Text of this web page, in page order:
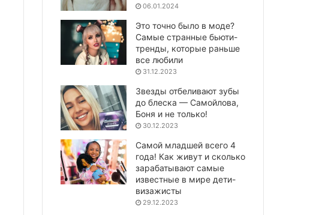
06.01.2024
Это точно было в моде?
Самые странные бьюти-
тренды, которые раньше
все любили
31.12.2023
Звезды отбеливают зубы
до блеска — Самойлова,
Боня и не только!
30.12.2023
Самой младшей всего 4
года! Как живут и сколько
зарабатывают самые
известные в мире дети-
визажисты
29.12.2023